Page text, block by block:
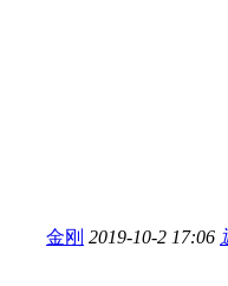
金刚 2019-10-2 17:06